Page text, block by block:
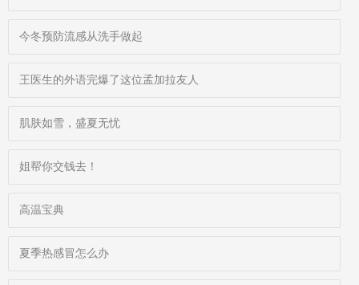
今冬预防流感从洗手做起
王医生的外语完爆了这位孟加拉友人
肌肤如雪，盛夏无忧
姐帮你交钱去！
高温宝典
夏季热感冒怎么办